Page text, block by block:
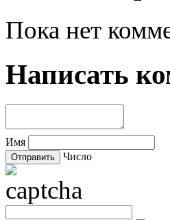
Пока нет
Написать
Имя
Число